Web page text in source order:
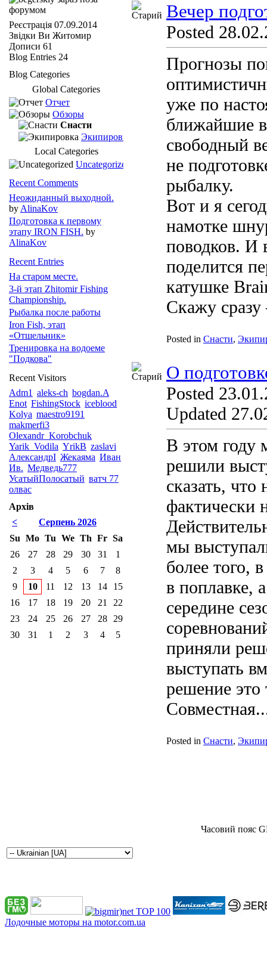
Вечер
Posted
Прогнозы
уже по
ближайшие
свободный
не
рыбалку.
Вот и я
намотке
поводков. И
поделится
катушке
Скажу сразу
Posted in Снасти,
О
Posted
Updated
В этом году
решили
сказать,
фактически
мы
более того,
в поплавке,
середине
приняли
выступать
решение это
Posted in Снасти,
Реєстрація 07.09.2014
Звідки Ви Житомир
Дописи 61
Blog Entries 24
Blog Categories
Global Categories
Отчет
Обзоры
Снасти
Экипировка
Local Categories
Uncategorized
Recent Comments
Неожиданный выходной.
by AlinaKov
Подготовка к первому
этапу IRON FISH. by
AlinaKov
Recent Entries
На старом месте.
3-й этап Zhitomir Fishing
Championship.
Рыбалка после работы
Iron Fish, этап
«Отшельник»
Тренировка на водоеме
"Подкова"
Recent Visitors
Adm1 aleks-ch bogdan.A
Enot FishingStock iceblood
Kolya maestro9191
makmerfi3
Olexandr_Korobchuk
Yarik_Vodila YrikB zaslavi
АлександрI Жекаяма Иван
Ив. Медведь777
УсатыйПолосатый ватч 77
олвас
Архів
<
Серпень 2026
Su Mo Tu We Th Fr Sa
26
27 28 29 30 31
1
2
3 4 5 6 7
8
9
10 11 12 13 14
15
16
17 18 19 20 21
22
23
24 25 26 27 28
29
30
31 1 2 3 4 5
Часовий пояс
Лодочные моторы на motor.com.ua